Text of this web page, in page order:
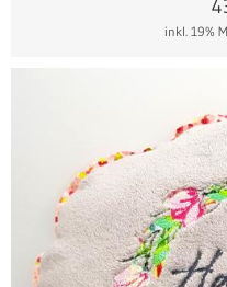
inkl. 19%